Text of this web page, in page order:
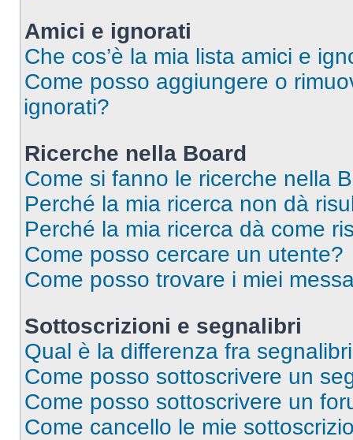
Amici e ignorati
Che cos’è la mia lista amici e
Come posso aggiungere o
ignorati?
Ricerche nella Board
Come si fanno le ricerche nella
Perché la mia ricerca non dà
Perché la mia ricerca dà come
Come posso cercare un utente?
Come posso trovare i miei
Sottoscrizioni e segnalibri
Qual è la differenza fra
Come posso sottoscrivere un
Come posso sottoscrivere un
Come cancello le mie